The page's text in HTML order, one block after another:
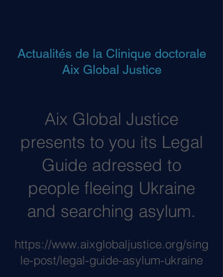
Actualités de la Clinique doctorale
Aix Global Justice
Aix Global Justice
presents to you its Legal
Guide adressed to
people fleeing Ukraine
and searching asylum.
https://www.aixglobaljustice.org/sing
le-post/legal-guide-asylum-ukraine